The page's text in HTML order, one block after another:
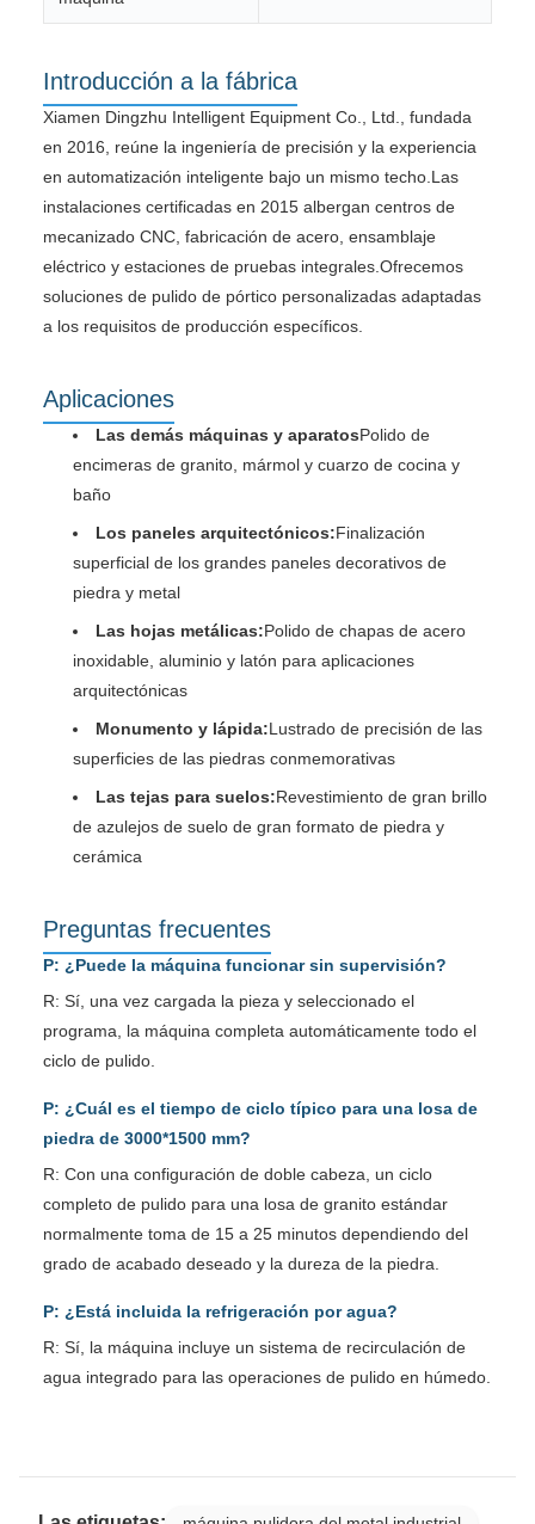
Introducción a la fábrica
Xiamen Dingzhu Intelligent Equipment Co., Ltd., fundada
en 2016, reúne la ingeniería de precisión y la experiencia
en automatización inteligente bajo un mismo techo.Las
instalaciones certificadas en 2015 albergan centros de
mecanizado CNC, fabricación de acero, ensamblaje
eléctrico y estaciones de pruebas integrales.Ofrecemos
soluciones de pulido de pórtico personalizadas adaptadas
a los requisitos de producción específicos.
Aplicaciones
Las demás máquinas y aparatosPolido de
encimeras de granito, mármol y cuarzo de cocina y
baño
Los paneles arquitectónicos:Finalización
superficial de los grandes paneles decorativos de
piedra y metal
Las hojas metálicas:Polido de chapas de acero
inoxidable, aluminio y latón para aplicaciones
arquitectónicas
Monumento y lápida:Lustrado de precisión de las
superficies de las piedras conmemorativas
Las tejas para suelos:Revestimiento de gran brillo
de azulejos de suelo de gran formato de piedra y
cerámica
Preguntas frecuentes
P: ¿Puede la máquina funcionar sin supervisión?
R: Sí, una vez cargada la pieza y seleccionado el
programa, la máquina completa automáticamente todo el
ciclo de pulido.
P: ¿Cuál es el tiempo de ciclo típico para una losa de
piedra de 3000*1500 mm?
R: Con una configuración de doble cabeza, un ciclo
completo de pulido para una losa de granito estándar
normalmente toma de 15 a 25 minutos dependiendo del
grado de acabado deseado y la dureza de la piedra.
P: ¿Está incluida la refrigeración por agua?
R: Sí, la máquina incluye un sistema de recirculación de
agua integrado para las operaciones de pulido en húmedo.